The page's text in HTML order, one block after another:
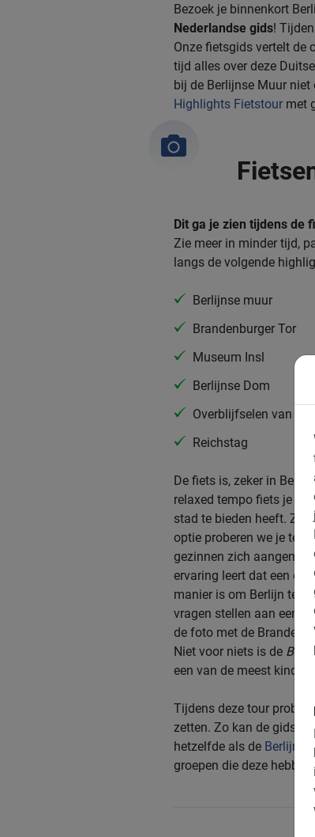
Bezoek je binnenkort
Nederlandse gids!
Onze fietsgids vertelt de
tijd alles over deze
bij de Berlijnse Muur
Highlights Fietstour met
Dit ga je zien tijdens de
Zie meer in minder tijd,
langs de volgende
Berlijnse muur
Brandenburger Tor
Museum Insl
Berlijnse Dom
Overblijfselen van 40
Reichstag
De fiets is, zeker in
relaxed tempo fiets je
stad te bieden heeft. Zo
optie proberen we je te
gezinnen zich
ervaring leert dat een
manier is om Berlijn te
vragen stellen aan een
de foto met de
Niet voor niets is de
een van de meest
Tijdens deze tour
zetten. Zo kan de gids
hetzelfde als de Berlijn
groepen die deze hebben